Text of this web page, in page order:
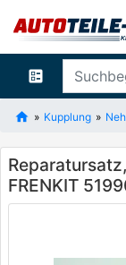
ballot
Kupplung
FRENKIT